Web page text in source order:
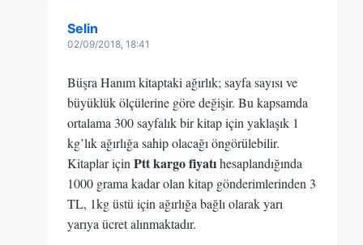
Selin
02/09/2018, 18:41
Büşra Hanım kitaptaki ağırlık; sayfa sayısı ve
büyüklük ölçülerine göre değişir. Bu kapsamda
ortalama 300 sayfalık bir kitap için yaklaşık 1
kg’lık ağırlığa sahip olacağı öngörülebilir.
Kitaplar içinPtt kargo fiyatıhesaplandığında
1000 grama kadar olan kitap gönderimlerinden 3
TL, 1kg üstü için ağırlığa bağlı olarak yarı
yarıya ücret alınmaktadır.